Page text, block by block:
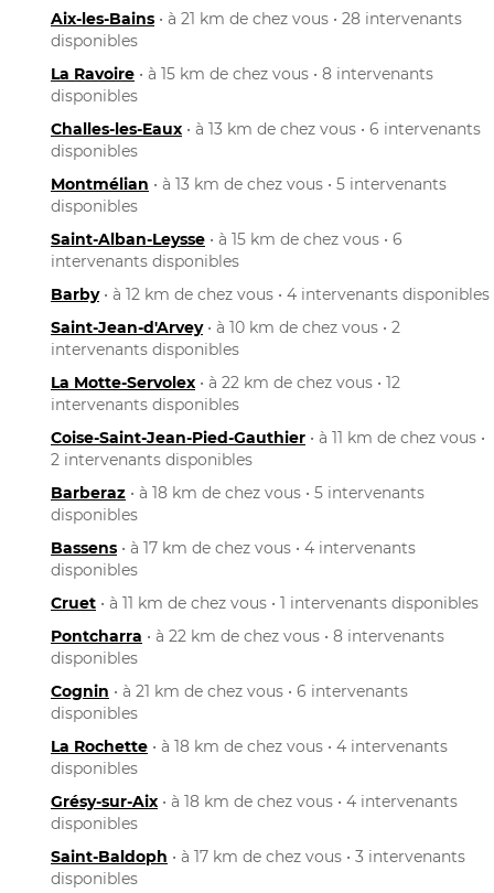
Aix-les-Bains • à 21 km de chez vous • 28 intervenants
disponibles
La Ravoire • à 15 km de chez vous • 8 intervenants
disponibles
Challes-les-Eaux • à 13 km de chez vous • 6 intervenants
disponibles
Montmélian • à 13 km de chez vous • 5 intervenants
disponibles
Saint-Alban-Leysse • à 15 km de chez vous • 6
intervenants disponibles
Barby• à 12 km de chez vous • 4 intervenants disponibles
Saint-Jean-d'Arvey• à 10 km de chez vous • 2
intervenants disponibles
La Motte-Servolex • à 22 km de chez vous • 12
intervenants disponibles
Coise-Saint-Jean-Pied-Gauthier • à 11 km de chez vous •
2 intervenants disponibles
Barberaz • à 18 km de chez vous • 5 intervenants
disponibles
Bassens • à 17 km de chez vous • 4 intervenants
disponibles
Cruet • à 11 km de chez vous • 1 intervenants disponibles
Pontcharra • à 22 km de chez vous • 8 intervenants
disponibles
Cognin • à 21 km de chez vous • 6 intervenants
disponibles
La Rochette • à 18 km de chez vous • 4 intervenants
disponibles
Grésy-sur-Aix • à 18 km de chez vous • 4 intervenants
disponibles
Saint-Baldoph • à 17 km de chez vous • 3 intervenants
disponibles